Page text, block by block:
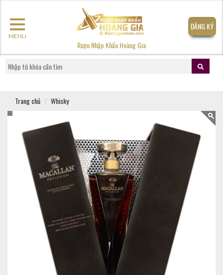
MENU
Rượu Nhập Khẩu Hoàng Gia
ĐĂNG KÝ
Trang chủ Whisky